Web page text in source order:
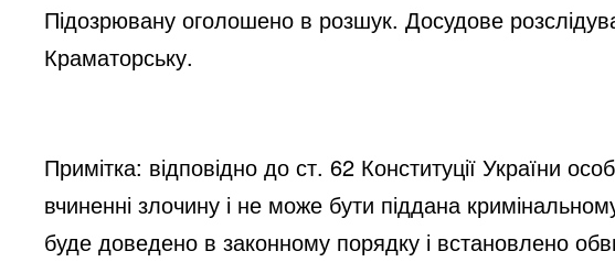
Підозрювану оголошено в розшук. Досудове
Краматорську.
Примітка: відповідно до ст. 62 Конституції України
вчиненні злочину і не може бути піддана
буде доведено в законному порядку і встановлено